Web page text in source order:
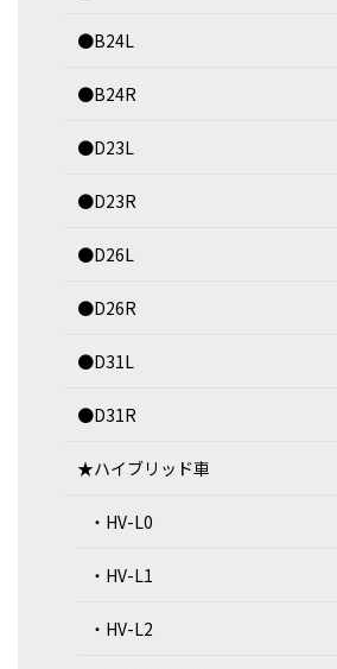
●B24L
●B24R
●D23L
●D23R
●D26L
●D26R
●D31L
●D31R
★ハイブリッド車
・HV-L0
・HV-L1
・HV-L2